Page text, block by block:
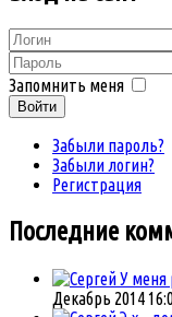
Запомнить меня
Войти
Забыли пароль?
Забыли логин?
Регистрация
Последние
У меня
Декабрь 2014